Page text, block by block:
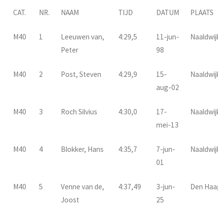
CAT. NR. NAAM TIJD DATUM PLAATS
M40 1
Leeuwen van,
Peter
4:29,5
11-jun-
98
M40 2 Post, Steven 4:29,9
15-
aug-02
M40 3 Roch Silvius 4:30,0
17-
mei-13
M40 4 Blokker, Hans 4:35,7
7-jun-
01
M40 5
Venne van de,
Joost
4:37,49
3-jun-
25
Den